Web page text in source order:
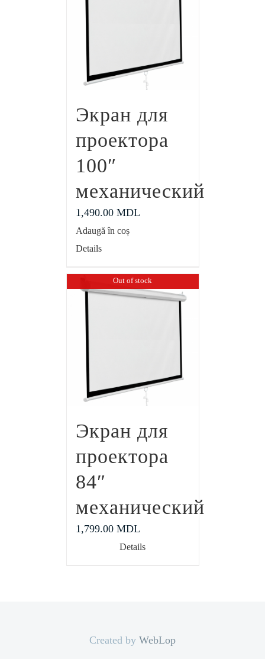
Экран для
проектора
100″
механический
1,490.00 MDL
Adaugă în coș
Details
Out of stock
Экран для
проектора
84″
механический
1,799.00 MDL
Details
Created by WebLop